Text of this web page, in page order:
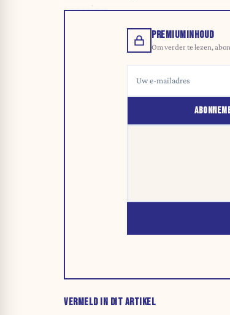
regering.
PREMIUMINHOUD
Om verder te lezen,
VERMELD IN DIT ARTIKEL